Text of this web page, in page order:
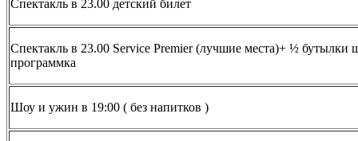
Спектакль в 23.00 детский билет
Спектакль в 23.00 Service Premier (лучшие места)+ ½ бутылки
программка
Шоу и ужин в 19:00 ( без напитков )